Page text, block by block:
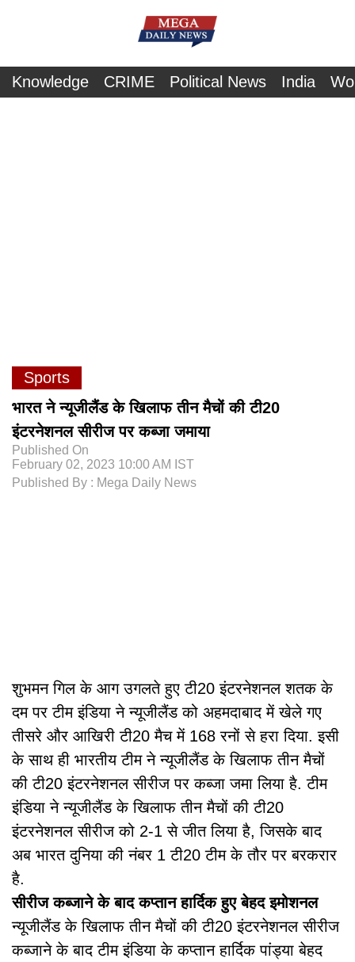
Knowledge CRIME Political News India
Sports
भारत ने न्यूजीलैंड के खिलाफ तीन मैचों की टी20
इंटरनेशनल सीरीज पर कब्जा जमाया
Published On
February 02, 2023 10:00 AM IST
Published By : Mega Daily News
शुभमन गिल के आग उगलते हुए टी20 इंटरनेशनल शतक के
दम पर टीम इंडिया ने न्यूजीलैंड को अहमदाबाद में खेले गए
तीसरे और आखिरी टी20 मैच में 168 रनों से हरा दिया. इसी
के साथ ही भारतीय टीम ने न्यूजीलैंड के खिलाफ तीन मैचों
की टी20 इंटरनेशनल सीरीज पर कब्जा जमा लिया है. टीम
इंडिया ने न्यूजीलैंड के खिलाफ तीन मैचों की टी20
इंटरनेशनल सीरीज को 2-1 से जीत लिया है, जिसके बाद
अब भारत दुनिया की नंबर 1 टी20 टीम के तौर पर बरकरार
है.
सीरीज कब्जाने के बाद कप्तान हार्दिक हुए बेहद इमोशनल
न्यूजीलैंड के खिलाफ तीन मैचों की टी20 इंटरनेशनल सीरीज
कब्जाने के बाद टीम इंडिया के कप्तान हार्दिक पांड्या बेहद